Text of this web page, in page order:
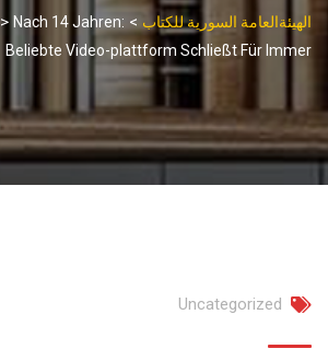
الهيئةالعامة السورية للكتاب >
> Nach 14 Jahren:
Beliebte Video-plattform Schließt Für Immer
Uncategorized